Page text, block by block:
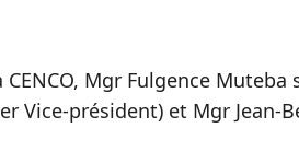
Mgr Fulgence Muteba
Vice-président) et Mgr Jean-